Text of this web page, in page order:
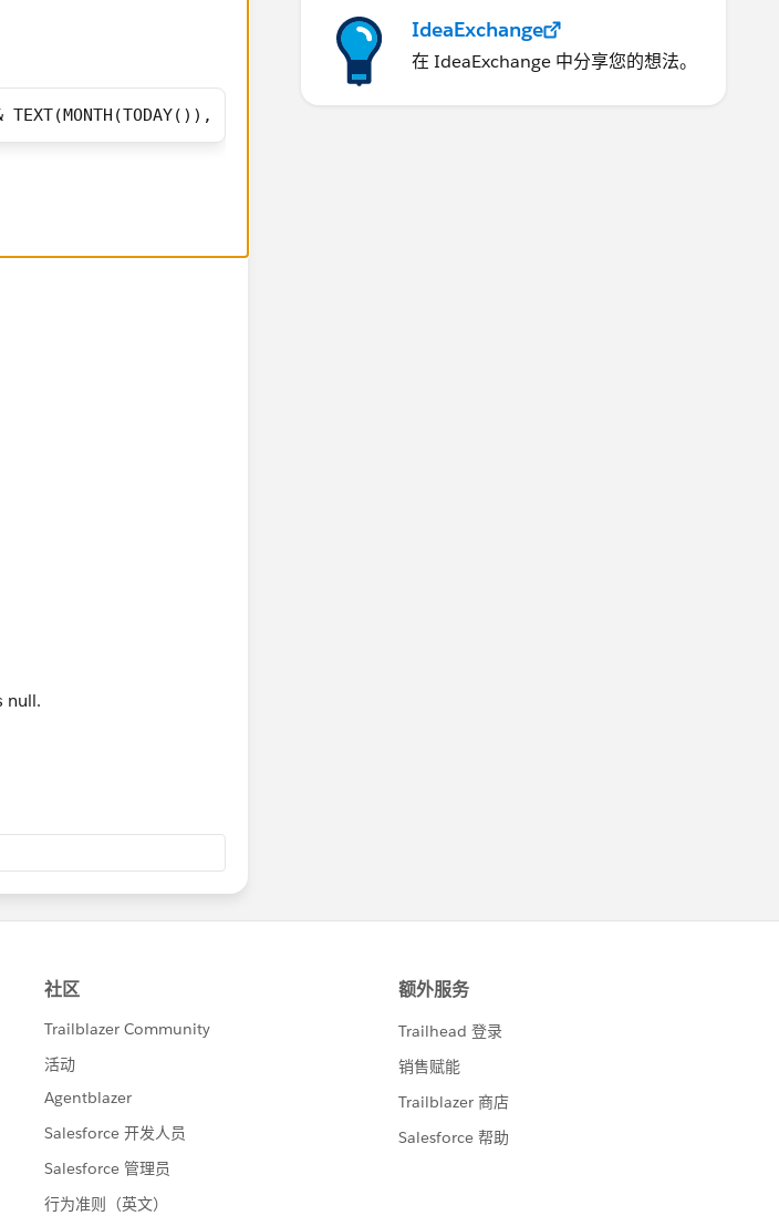
TEXT(MONTH(TODAY()), "00") & "-" & TEXT(DAY(TODAY()), "00") & " 19:00:00")
IdeaExchange
在 IdeaExchange 中分享您的想法。